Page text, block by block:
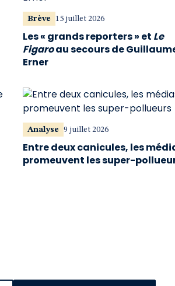
Brève 15 juillet 2026
Les « grands reporters » et Le
Figaroau secours de
Erner
Analyse 9 juillet 2026
Entre deux canicules, les
promeuvent les super-